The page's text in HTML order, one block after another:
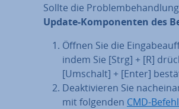
Sollte die
Update-Kom­po­nen­ten des
Öffnen Sie die
indem Sie [Strg] + [R]
[Umschalt] + [Enter]
De­ak­ti­vie­ren Sie
mit folgenden CMD-